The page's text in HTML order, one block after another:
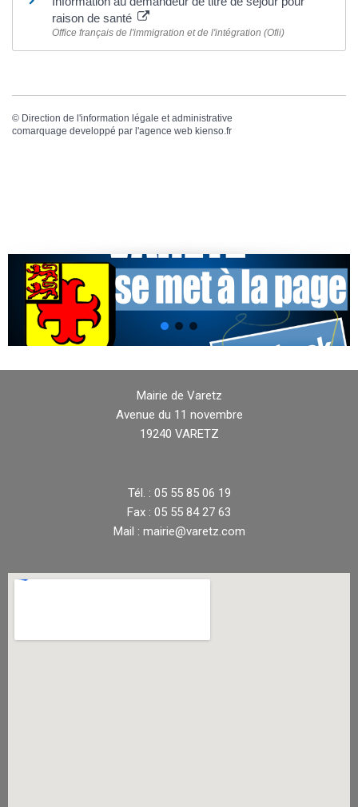
raison de santé
Office français de l'immigration et de l'intégration (Ofii)
© Direction de l'information légale et administrative
comarquage developpé par l'agence web kienso.fr
Mairie de Varetz
Avenue du 11 novembre
19240 VARETZ
Tél. : 05 55 85 06 19
Fax : 05 55 84 27 63
Mail : mairie@varetz.com